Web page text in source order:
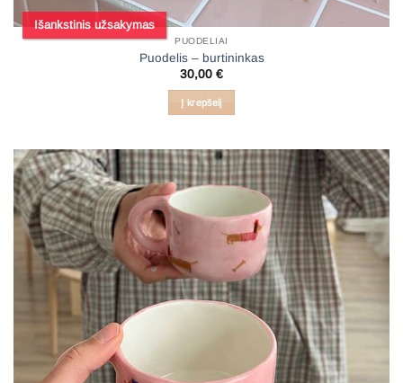
PUODELIAI
Išankstinis užsakymas
Puodelis – burtininkas
30,00 €
Į krepšelį